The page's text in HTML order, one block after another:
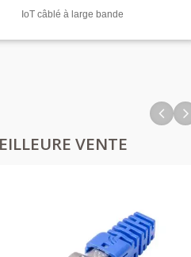
IoT câblé à large bande
VENTE